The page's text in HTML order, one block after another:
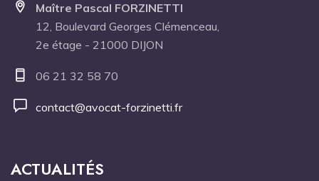
Maître Pascal FORZINETTI
12, Boulevard Georges Clémenceau,
2e étage - 21000 DIJON
06 21 32 58 70
contact@avocat-forzinetti.fr
ACTUALITÉS